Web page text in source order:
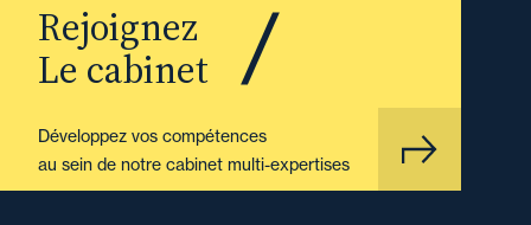
Rejoignez
Le cabinet
Développez vos compétences
au sein de notre cabinet multi-expertises